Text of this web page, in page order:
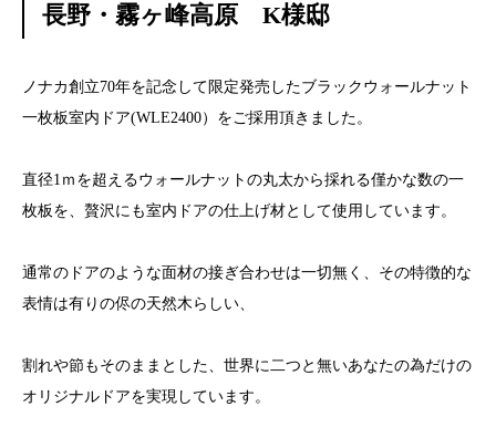
長野・霧ヶ峰高原 K様邸
ノナカ創立70年を記念して限定発売したブラックウォールナット
一枚板室内ドア(WLE2400）をご採用頂きました。
直径1ｍを超えるウォールナットの丸太から採れる僅かな数の一
枚板を、贅沢にも室内ドアの仕上げ材として使用しています。
通常のドアのような面材の接ぎ合わせは一切無く、その特徴的な
表情は有りの侭の天然木らしい、
割れや節もそのままとした、世界に二つと無いあなたの為だけの
オリジナルドアを実現しています。